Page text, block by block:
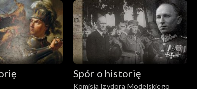
Spór o historię
Komisja Izydora Modelskiego